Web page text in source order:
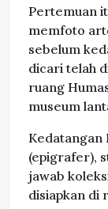
Pertemuan
memfoto
sebelum
dicari telah
ruang
museum
Kedatangan
(epigrafer),
jawab
disiapkan di